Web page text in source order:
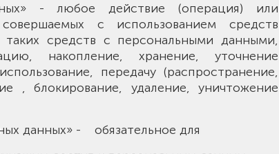
- любое действие (операция) или
с использованием средств
таких средств с персональными данными,
накопление, хранение, уточнение
передачу (распространение,
, блокирование, удаление, уничтожение
данных» - обязательное для